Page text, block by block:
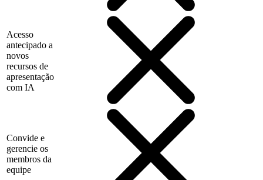
Acesso
antecipado a
novos
recursos de
apresentação
com IA
Convide e
gerencie os
membros da
equipe